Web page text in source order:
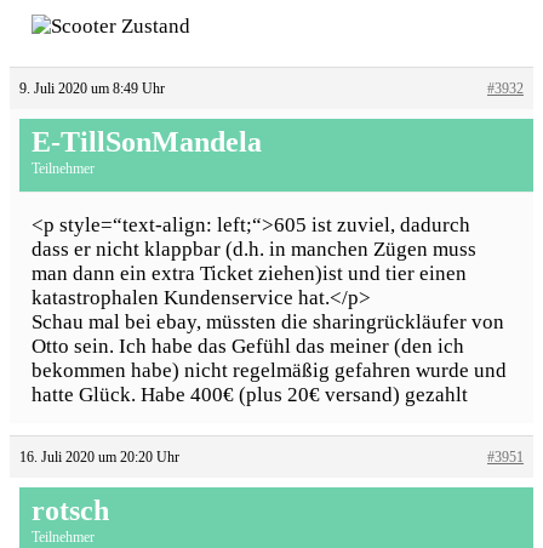
9. Juli 2020 um 8:49 Uhr #3932
E-TillSonMandela
Teilnehmer
<p style=“text-align: left;“>605 ist zuviel, dadurch
dass er nicht klappbar (d.h. in manchen Zügen muss
man dann ein extra Ticket ziehen)ist und tier einen
katastrophalen Kundenservice hat.</p>
Schau mal bei ebay, müssten die sharingrückläufer von
Otto sein. Ich habe das Gefühl das meiner (den ich
bekommen habe) nicht regelmäßig gefahren wurde und
hatte Glück. Habe 400€ (plus 20€ versand) gezahlt
16. Juli 2020 um 20:20 Uhr #3951
rotsch
Teilnehmer